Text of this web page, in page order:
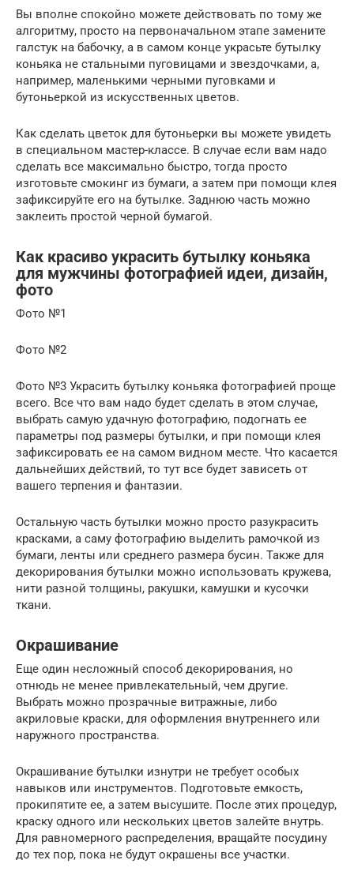
Вы вполне спокойно можете действовать по тому же
алгоритму, просто на первоначальном этапе замените
галстук на бабочку, а в самом конце украсьте бутылку
коньяка не стальными пуговицами и звездочками, а,
например, маленькими черными пуговками и
бутоньеркой из искусственных цветов.
Как сделать цветок для бутоньерки вы можете увидеть
в специальном мастер-классе. В случае если вам надо
сделать все максимально быстро, тогда просто
изготовьте смокинг из бумаги, а затем при помощи клея
зафиксируйте его на бутылке. Заднюю часть можно
заклеить простой черной бумагой.
Как красиво украсить бутылку коньяка
для мужчины фотографией идеи, дизайн,
фото
Фото №1
Фото №2
Фото №3 Украсить бутылку коньяка фотографией проще
всего. Все что вам надо будет сделать в этом случае,
выбрать самую удачную фотографию, подогнать ее
параметры под размеры бутылки, и при помощи клея
зафиксировать ее на самом видном месте. Что касается
дальнейших действий, то тут все будет зависеть от
вашего терпения и фантазии.
Остальную часть бутылки можно просто разукрасить
красками, а саму фотографию выделить рамочкой из
бумаги, ленты или среднего размера бусин. Также для
декорирования бутылки можно использовать кружева,
нити разной толщины, ракушки, камушки и кусочки
ткани.
Окрашивание
Еще один несложный способ декорирования, но
отнюдь не менее привлекательный, чем другие.
Выбрать можно прозрачные витражные, либо
акриловые краски, для оформления внутреннего или
наружного пространства.
Окрашивание бутылки изнутри не требует особых
навыков или инструментов. Подготовьте емкость,
прокипятите ее, а затем высушите. После этих процедур,
краску одного или нескольких цветов залейте внутрь.
Для равномерного распределения, вращайте посудину
до тех пор, пока не будут окрашены все участки.